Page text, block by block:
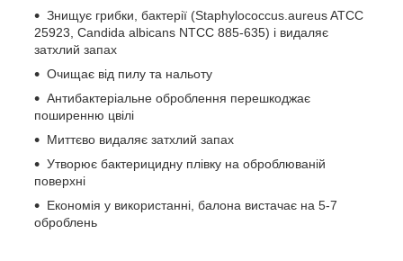
Знищує грибки, бактерії (Staphylococcus.aureus ATCC
25923, Candida albicans NTCC 885-635) і видаляє
затхлий запах
Очищає від пилу та нальоту
Антибактеріальне оброблення перешкоджає
поширенню цвілі
Миттєво видаляє затхлий запах
Утворює бактерицидну плівку на оброблюваній
поверхні
Економія у використанні, балона вистачає на 5-7
оброблень